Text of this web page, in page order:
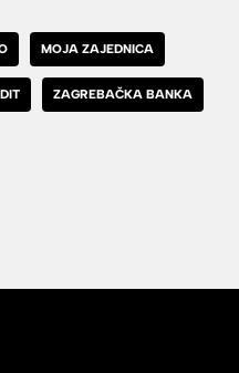
MOJA ZAJEDNICA
ZAGREBAČKA BANKA